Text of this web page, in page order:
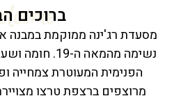
ברוכים
מסעדת רג'ינה ממוקמת במבנה
נשימה מהמאה
הפנימית המעוטרת צמחייה
מרוצפים ברצפת טרצו